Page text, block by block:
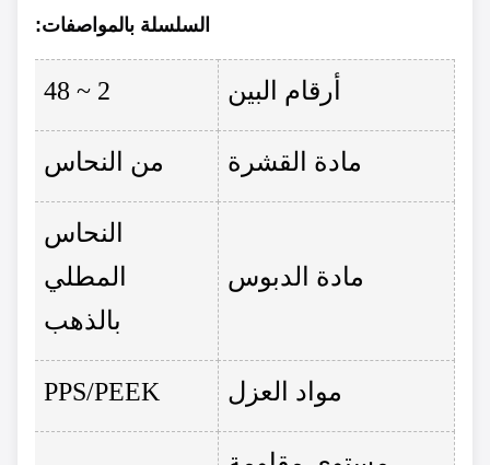
السلسلة بالمواصفات:
أرقام البين
مادة القشرة من النحاس
مادة الدبوس
النحاس
المطلي
بالذهب
مواد العزل PPS/PEEK